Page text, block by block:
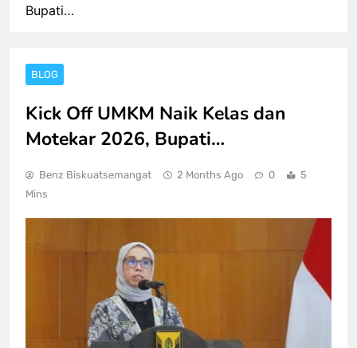
Bupati…
BLOG
Kick Off UMKM Naik Kelas dan
Motekar 2026, Bupati…
Benz Biskuatsemangat 2 Months Ago 0
5
Mins